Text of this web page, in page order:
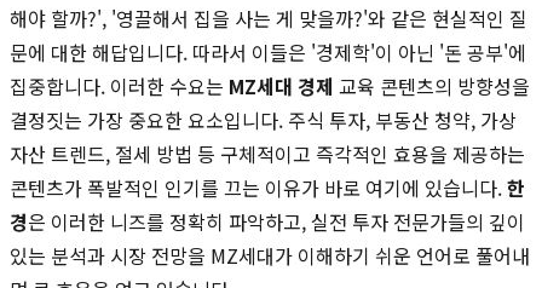
해야 할까?', '영끌해서 집을 사는 게 맞을까?'와 같은 현실적인 질
문에 대한 해답입니다. 따라서 이들은 '경제학'이 아닌 '돈 공부'에
집중합니다. 이러한 수요는 MZ세대 경제 교육 콘텐츠의 방향성을
결정짓는 가장 중요한 요소입니다. 주식 투자, 부동산 청약, 가상
자산 트렌드, 절세 방법 등 구체적이고 즉각적인 효용을 제공하는
콘텐츠가 폭발적인 인기를 끄는 이유가 바로 여기에 있습니다.한
경은 이러한 니즈를 정확히 파악하고, 실전 투자 전문가들의 깊이
있는 분석과 시장 전망을 MZ세대가 이해하기 쉬운 언어로 풀어내